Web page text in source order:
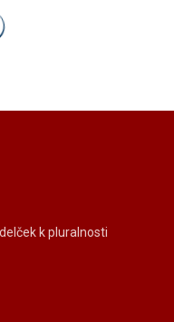
k pluralnosti